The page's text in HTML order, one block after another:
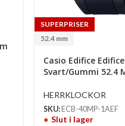
SUPERPRISER
52.4 mm
Casio Edifice Edifice
Svart/Gummi 52.4
HERRKLOCKOR
SKU: ECB-40MP-1AEF
Slut i lager